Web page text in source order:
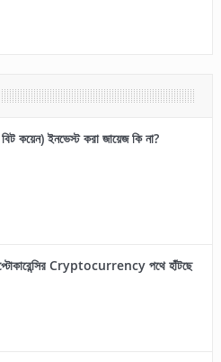
বিট কয়েন) ইনভেস্ট করা জায়েজ কি না?
Cryptocurrency পথে হাঁটছে